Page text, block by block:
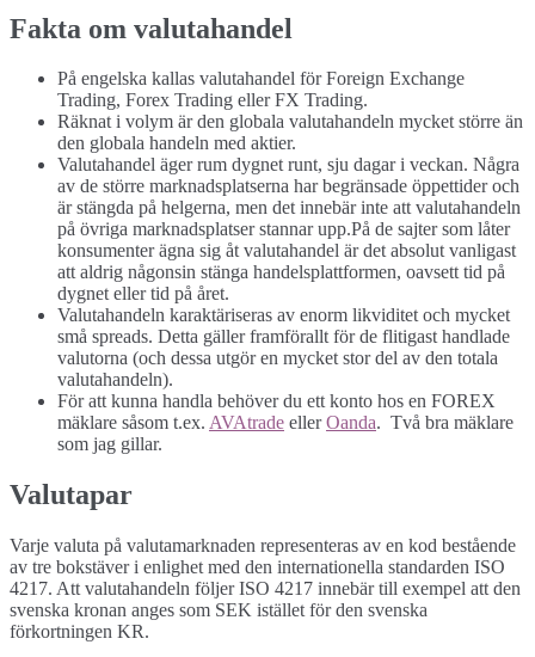
Fakta om valutahandel
På engelska kallas valutahandel för Foreign Exchange
Trading, Forex Trading eller FX Trading.
Räknat i volym är den globala valutahandeln mycket större än
den globala handeln med aktier.
Valutahandel äger rum dygnet runt, sju dagar i veckan. Några
av de större marknadsplatserna har begränsade öppettider och
är stängda på helgerna, men det innebär inte att valutahandeln
på övriga marknadsplatser stannar upp.På de sajter som låter
konsumenter ägna sig åt valutahandel är det absolut vanligast
att aldrig någonsin stänga handelsplattformen, oavsett tid på
dygnet eller tid på året.
Valutahandeln karaktäriseras av enorm likviditet och mycket
små spreads. Detta gäller framförallt för de flitigast handlade
valutorna (och dessa utgör en mycket stor del av den totala
valutahandeln).
För att kunna handla behöver du ett konto hos en FOREX
mäklare såsom t.ex. AVAtrade ellerOanda. Två bra mäklare
som jag gillar.
Valutapar
Varje valuta på valutamarknaden representeras av en kod bestående
av tre bokstäver i enlighet med den internationella standarden ISO
4217. Att valutahandeln följer ISO 4217 innebär till exempel att den
svenska kronan anges som SEK istället för den svenska
förkortningen KR.